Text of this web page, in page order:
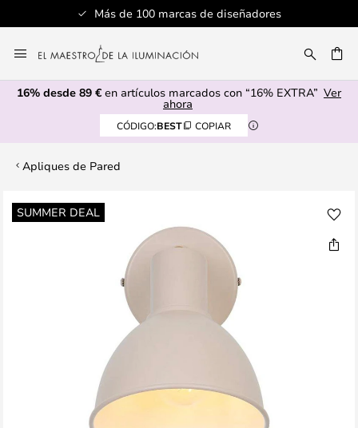
Más de 100 marcas de diseñadores
al
contenido
16% desde 89 € en artículos marcados con “16% EXTRA” Ver
ahora
CÓDIGO:BEST COPIAR
Apliques de Pared
SUMMER DEAL
Saltar
al